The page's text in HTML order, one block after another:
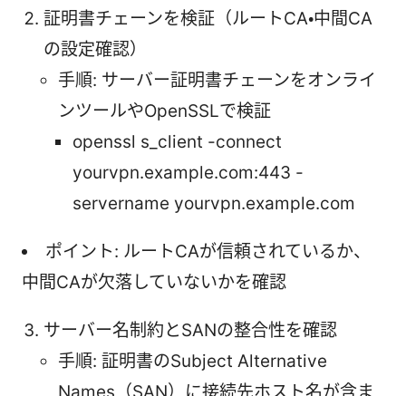
証明書チェーンを検証（ルートCA・中間CA
の設定確認）
手順: サーバー証明書チェーンをオンライ
ンツールやOpenSSLで検証
openssl s_client -connect
yourvpn.example.com:443 -
servername yourvpn.example.com
ポイント: ルートCAが信頼されているか、
中間CAが欠落していないかを確認
サーバー名制約とSANの整合性を確認
手順: 証明書のSubject Alternative